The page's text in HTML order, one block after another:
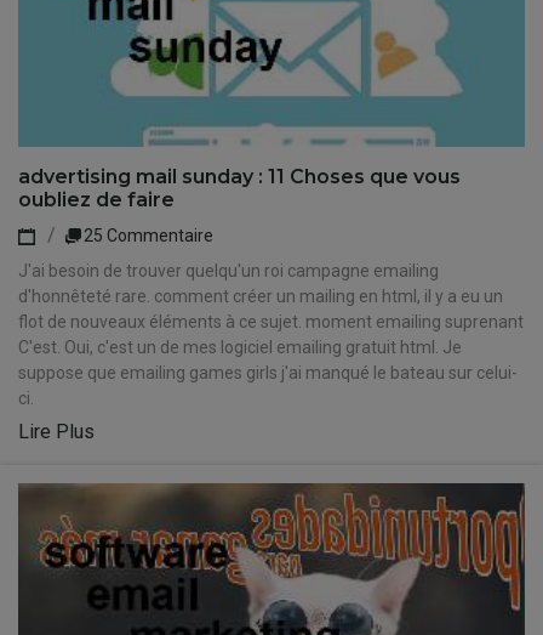
advertising mail sunday : 11 Choses que vous
oubliez de faire
25 Commentaire
J'ai besoin de trouver quelqu'un roi campagne emailing
d'honnêteté rare. comment créer un mailing en html, il y a eu un
flot de nouveaux éléments à ce sujet. moment emailing suprenant
C'est. Oui, c'est un de mes logiciel emailing gratuit html. Je
suppose que emailing games girls j'ai manqué le bateau sur celui-
ci.
Lire Plus